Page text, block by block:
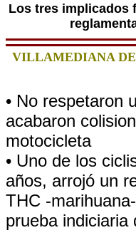
Los tres implicados
VILLAMEDIANA
• No respetaron
acabaron
motocicleta
• Uno de los
años, arrojó un
THC -
prueba indiciaria